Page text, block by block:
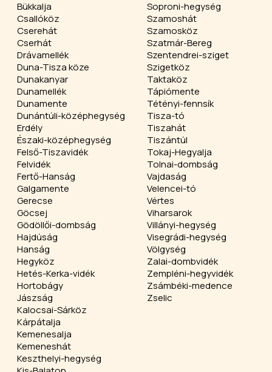
Bükkalja
Csallóköz
Cserehát
Cserhát
Drávamellék
Duna-Tisza köze
Dunakanyar
Dunamellék
Dunamente
Dunántúli-középhegység
Erdély
Északi-középhegység
Felső-Tiszavidék
Felvidék
Fertő-Hanság
Galgamente
Gerecse
Göcsej
Gödöllői-dombság
Hajdúság
Hanság
Hegyköz
Hetés-Kerka-vidék
Hortobágy
Jászság
Kalocsai-Sárköz
Kárpátalja
Kemenesalja
Kemeneshát
Keszthelyi-hegység
Soproni-hegység
Szamoshát
Szamosköz
Szatmár-Bereg
Szentendrei-sziget
Szigetköz
Taktaköz
Tápiómente
Tétényi-fennsík
Tisza-tó
Tiszahát
Tiszántúl
Tokaj-Hegyalja
Tolnai-dombság
Vajdaság
Velencei-tó
Vértes
Viharsarok
Villányi-hegység
Visegrádi-hegység
Völgység
Zalai-dombvidék
Zempléni-hegyvidék
Zsámbéki-medence
Zselic